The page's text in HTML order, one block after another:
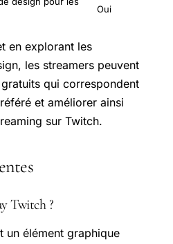
Oui
en explorant les
les streamers peuvent
qui correspondent
et améliorer ainsi
sur Twitch.
Twitch ?
un élément graphique